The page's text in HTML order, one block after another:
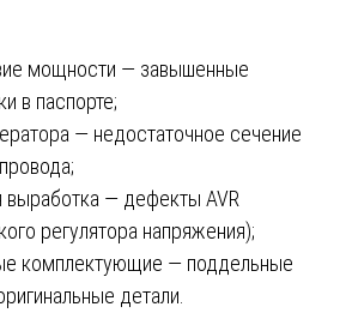
мощности — завышенные
в паспорте;
— недостаточное сечение
выработка — дефекты AVR
регулятора напряжения);
комплектующие — поддельные
детали.